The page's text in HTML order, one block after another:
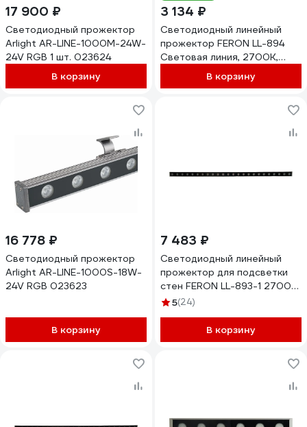
17 900 ₽
Светодиодный прожектор
Arlight AR-LINE-1000M-24W-
24V RGB 1 шт. 023624
В корзину
3 134 ₽
Светодиодный линейный
прожектор FERON LL-894
Световая линия, 2700K,
250x30x45mm, 3W, DC24V,
В корзину
16 778 ₽
Светодиодный прожектор
Arlight AR-LINE-1000S-18W-
24V RGB 023623
В корзину
7 483 ₽
Светодиодный линейный
прожектор для подсветки
стен FERON LL-893-1 2700K,
24W DC24V, IP65 53123
5(24)
В корзину